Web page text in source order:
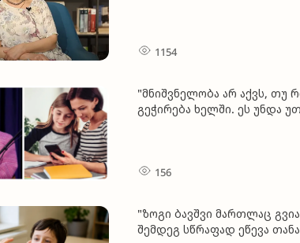
1154
"მნიშვნელობა არ აქვს,
გეჭირება ხელში. ​ეს უნდა
156
"ზოგი ბავშვი მართლაც
შემდეგ სწრაფად ეწევა